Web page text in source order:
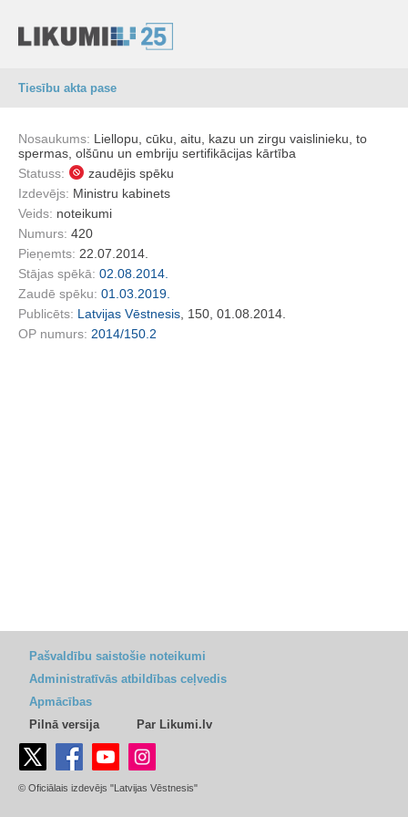
Tiesību akta pase
Nosaukums: Liellopu, cūku, aitu, kazu un zirgu vaislinieku, to
spermas, olšūnu un embriju sertifikācijas kārtība
Statuss:
zaudējis spēku
Izdevējs: Ministru kabinets
Veids: noteikumi
Numurs: 420
Pieņemts: 22.07.2014.
Stājas spēkā: 02.08.2014.
Zaudē spēku: 01.03.2019.
Publicēts: Latvijas Vēstnesis , 150, 01.08.2014.
OP numurs: 2014/150.2
Pašvaldību saistošie noteikumi
Administratīvās atbildības ceļvedis
Apmācības
Pilnā versija
Par Likumi.lv
© Oficiālais izdevējs "Latvijas Vēstnesis"